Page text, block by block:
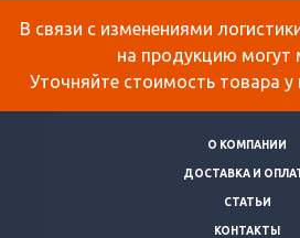
В связи с изменениями
на продукцию могут
Уточняйте стоимость товара
О КОМПАНИИ
ДОСТАВКА И
СТАТЬИ
КОНТАКТЫ